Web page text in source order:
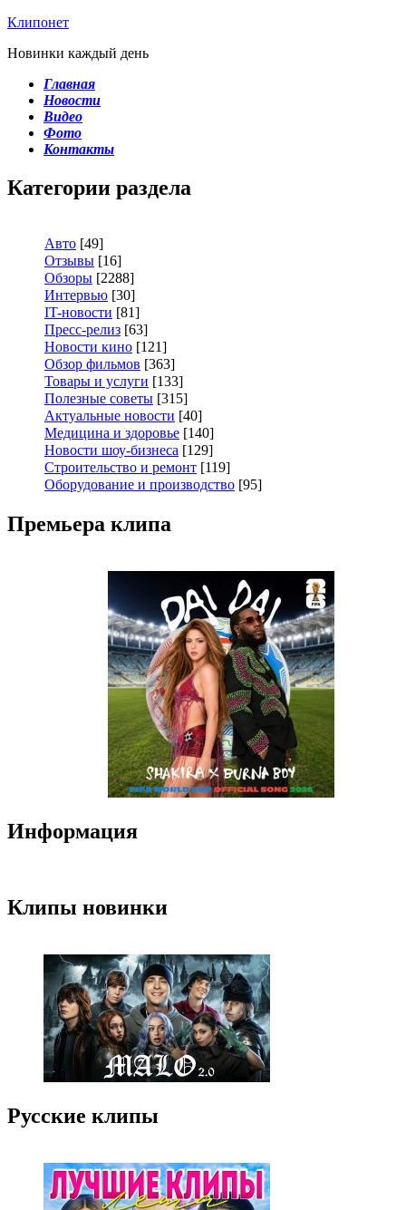
Клипонет
Новинки каждый день
Главная
Новости
Видео
Фото
Контакты
Категории раздела
Авто [49]
Отзывы [16]
Обзоры [2288]
Интервью [30]
IT-новости [81]
Пресс-релиз [63]
Новости кино [121]
Обзор фильмов [363]
Товары и услуги [133]
Полезные советы [315]
Актуальные новости [40]
Медицина и здоровье [140]
Новости шоу-бизнеса [129]
Строительство и ремонт [119]
Оборудование и производство [95]
Премьера клипа
Информация
Клипы новинки
Русские клипы